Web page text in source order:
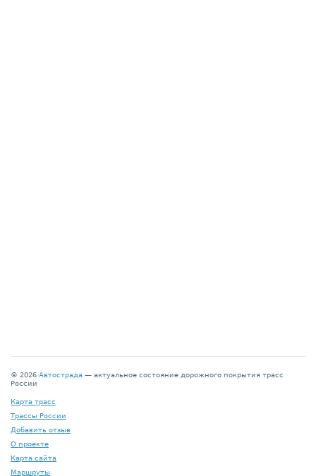
© 2026 Автострада — актуальное состояние дорожного покрытия трасс
России
Карта трасс
Трассы России
Добавить отзыв
О проекте
Карта сайта
Маршруты